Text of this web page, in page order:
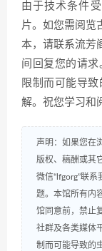
由于技术条件
片。如您需阅览
本，请联系流芳
间回复您的请
限制而可能导
解。祝您学习和
声明：如果您在
版权、稿酬或其
微信“lfgorg”联
题。本馆所有内
馆同意前，禁止
社群及各类媒体
制而可能导致的